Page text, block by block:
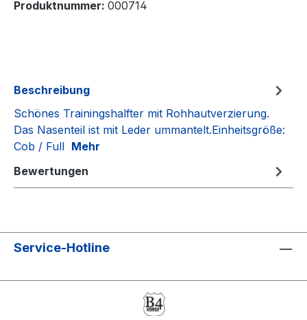
Produktnummer: 000714
Beschreibung
Schönes Trainingshalfter mit Rohhautverzierung.
Das Nasenteil ist mit Leder ummantelt.Einheitsgröße:
Cob / Full Mehr
Bewertungen
Service-Hotline